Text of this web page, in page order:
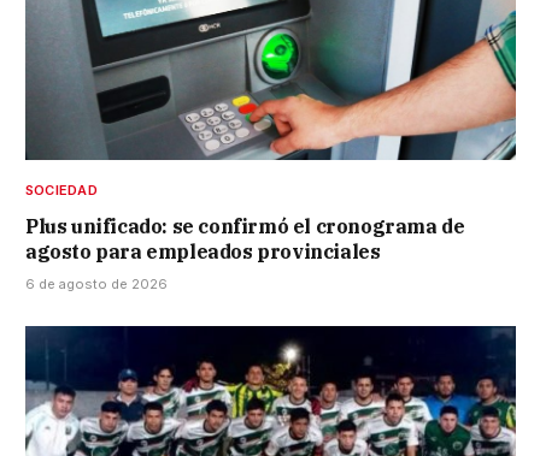
SOCIEDAD
Plus unificado: se confirmó el cronograma de
agosto para empleados provinciales
6 de agosto de 2026